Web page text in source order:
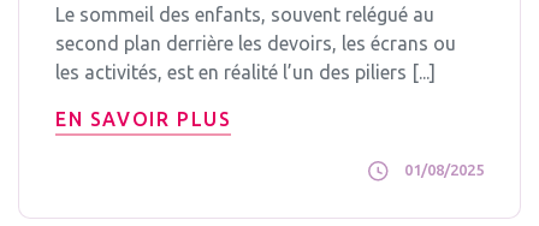
Le sommeil des enfants, souvent relégué au
second plan derrière les devoirs, les écrans ou
les activités, est en réalité l’un des piliers [...]
EN SAVOIR PLUS
01/08/2025